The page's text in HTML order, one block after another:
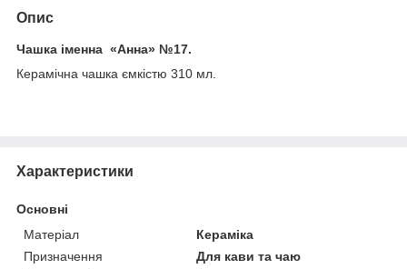
Опис
Чашка іменна «Анна» №17.
Керамічна чашка ємкістю 310 мл.
Характеристики
Основні
Матеріал
Кераміка
Призначення
Для кави та чаю